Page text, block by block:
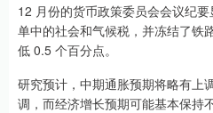
12 月份的货币政策委员会会议纪
单中的社会和气候税，并冻结了铁
低 0.5 个百分点。
研究预计，中期通胀预期将略有上
调，而经济增长预期可能基本保持不